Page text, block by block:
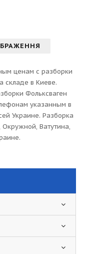
ценам с разборки
складе в Киеве.
Фольксваген
указанным в
Украине. Разборка
Ватутина,